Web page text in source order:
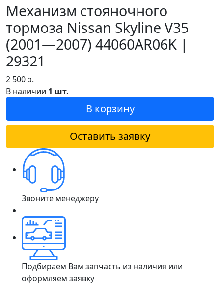
Механизм стояночного
тормоза Nissan Skyline V35
(2001—2007) 44060AR06K |
29321
2 500р.
В наличии 1 шт.
В корзину
Оставить заявку
Звоните менеджеру
Подбираем Вам запчасть из наличия или
оформляем заявку